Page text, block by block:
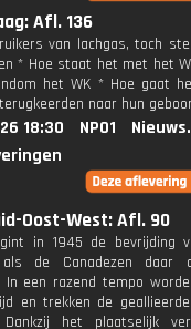
Afl. 136
van lachgas, toch
* Hoe staat het met het
het WK * Hoe gaat
naar hun
18:30 NPO1
Oost-West: Afl. 90
in 1945 de bevrijding
als de Canadezen daar
In een razend tempo
en trekken de
Dankzij het plaatselijk